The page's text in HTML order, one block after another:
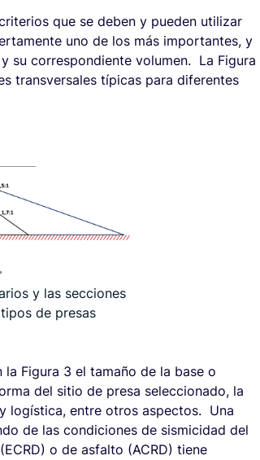
que se deben y pueden utilizar
uno de los más importantes, y
su correspondiente volumen. La Figura
transversales típicas para diferentes
y las secciones
de presas
Figura 3 el tamaño de la base o
del sitio de presa seleccionado, la
logística, entre otros aspectos. Una
de las condiciones de sismicidad del
o de asfalto (ACRD) tiene